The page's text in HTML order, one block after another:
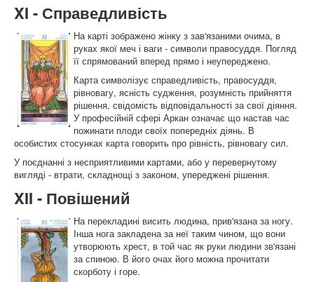
XI - Справедливість
На карті зображено жінку з зав'язаними очима, в
руках якої меч і ваги - символи правосуддя. Погляд
її спрямований вперед прямо і неупереджено.
Карта символізує справедливість, правосуддя,
рівновагу, ясність судження, розумність прийняття
рішення, свідомість відповідальності за свої діяння.
У професійній сфері Аркан означає що настав час
пожинати плоди своїх попередніх діянь. В
особистих стосунках карта говорить про рівність, рівновагу сил.
У поєднанні з несприятливими картами, або у перевернутому
вигляді - втрати, складнощі з законом, упереджені рішення.
XII - Повішений
На перекладині висить людина, прив'язана за ногу.
Інша нога закладена за неї таким чином, що вони
утворюють хрест, в той час як руки людини зв'язані
за спиною. В його очах його можна прочитати
скорботу і горе.